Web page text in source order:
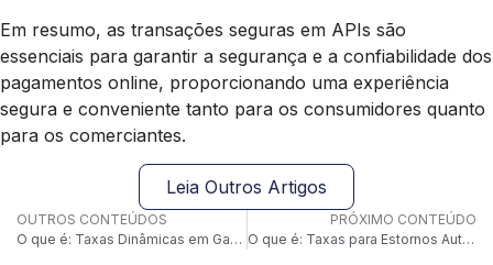
Em resumo, as transações seguras em APIs são
essenciais para garantir a segurança e a confiabilidade dos
pagamentos online, proporcionando uma experiência
segura e conveniente tanto para os consumidores quanto
para os comerciantes.
Leia Outros Artigos
OUTROS CONTEÚDOS
O que é: Taxas Dinâmicas em Gateways
PRÓXIMO CONTEÚDO
O que é: Taxas para Estornos Automatizados